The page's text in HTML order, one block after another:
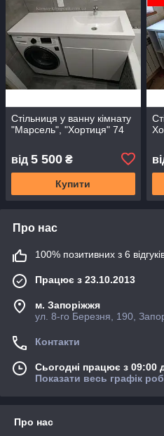
Стільниця у ванну кімнату
"Марсель", "Хортиця" 74
від 5 500 ₴
Купити
Про нас
100% позитивних з 6
Працює з 23.10.2013
м. Запоріжжя
ул. 8-го Березня, 190,
Контакти
Сьогодні працює з 09:00
Показати весь графік
Про нас